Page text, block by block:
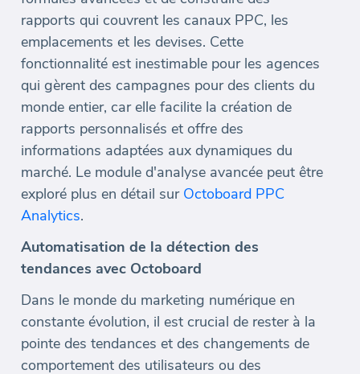
rapports qui couvrent les canaux PPC, les
emplacements et les devises. Cette
fonctionnalité est inestimable pour les agences
qui gèrent des campagnes pour des clients du
monde entier, car elle facilite la création de
rapports personnalisés et offre des
informations adaptées aux dynamiques du
marché. Le module d'analyse avancée peut être
exploré plus en détail sur Octoboard PPC
Analytics.
Automatisation de la détection des
tendances avec Octoboard
Dans le monde du marketing numérique en
constante évolution, il est crucial de rester à la
pointe des tendances et des changements de
comportement des utilisateurs ou des